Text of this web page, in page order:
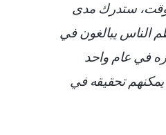
ستدرك مدى
الناس يبالغون في
في عام واحد
تحقيقه في